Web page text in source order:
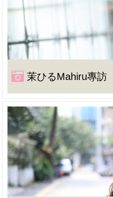
茉ひるMahiru專訪